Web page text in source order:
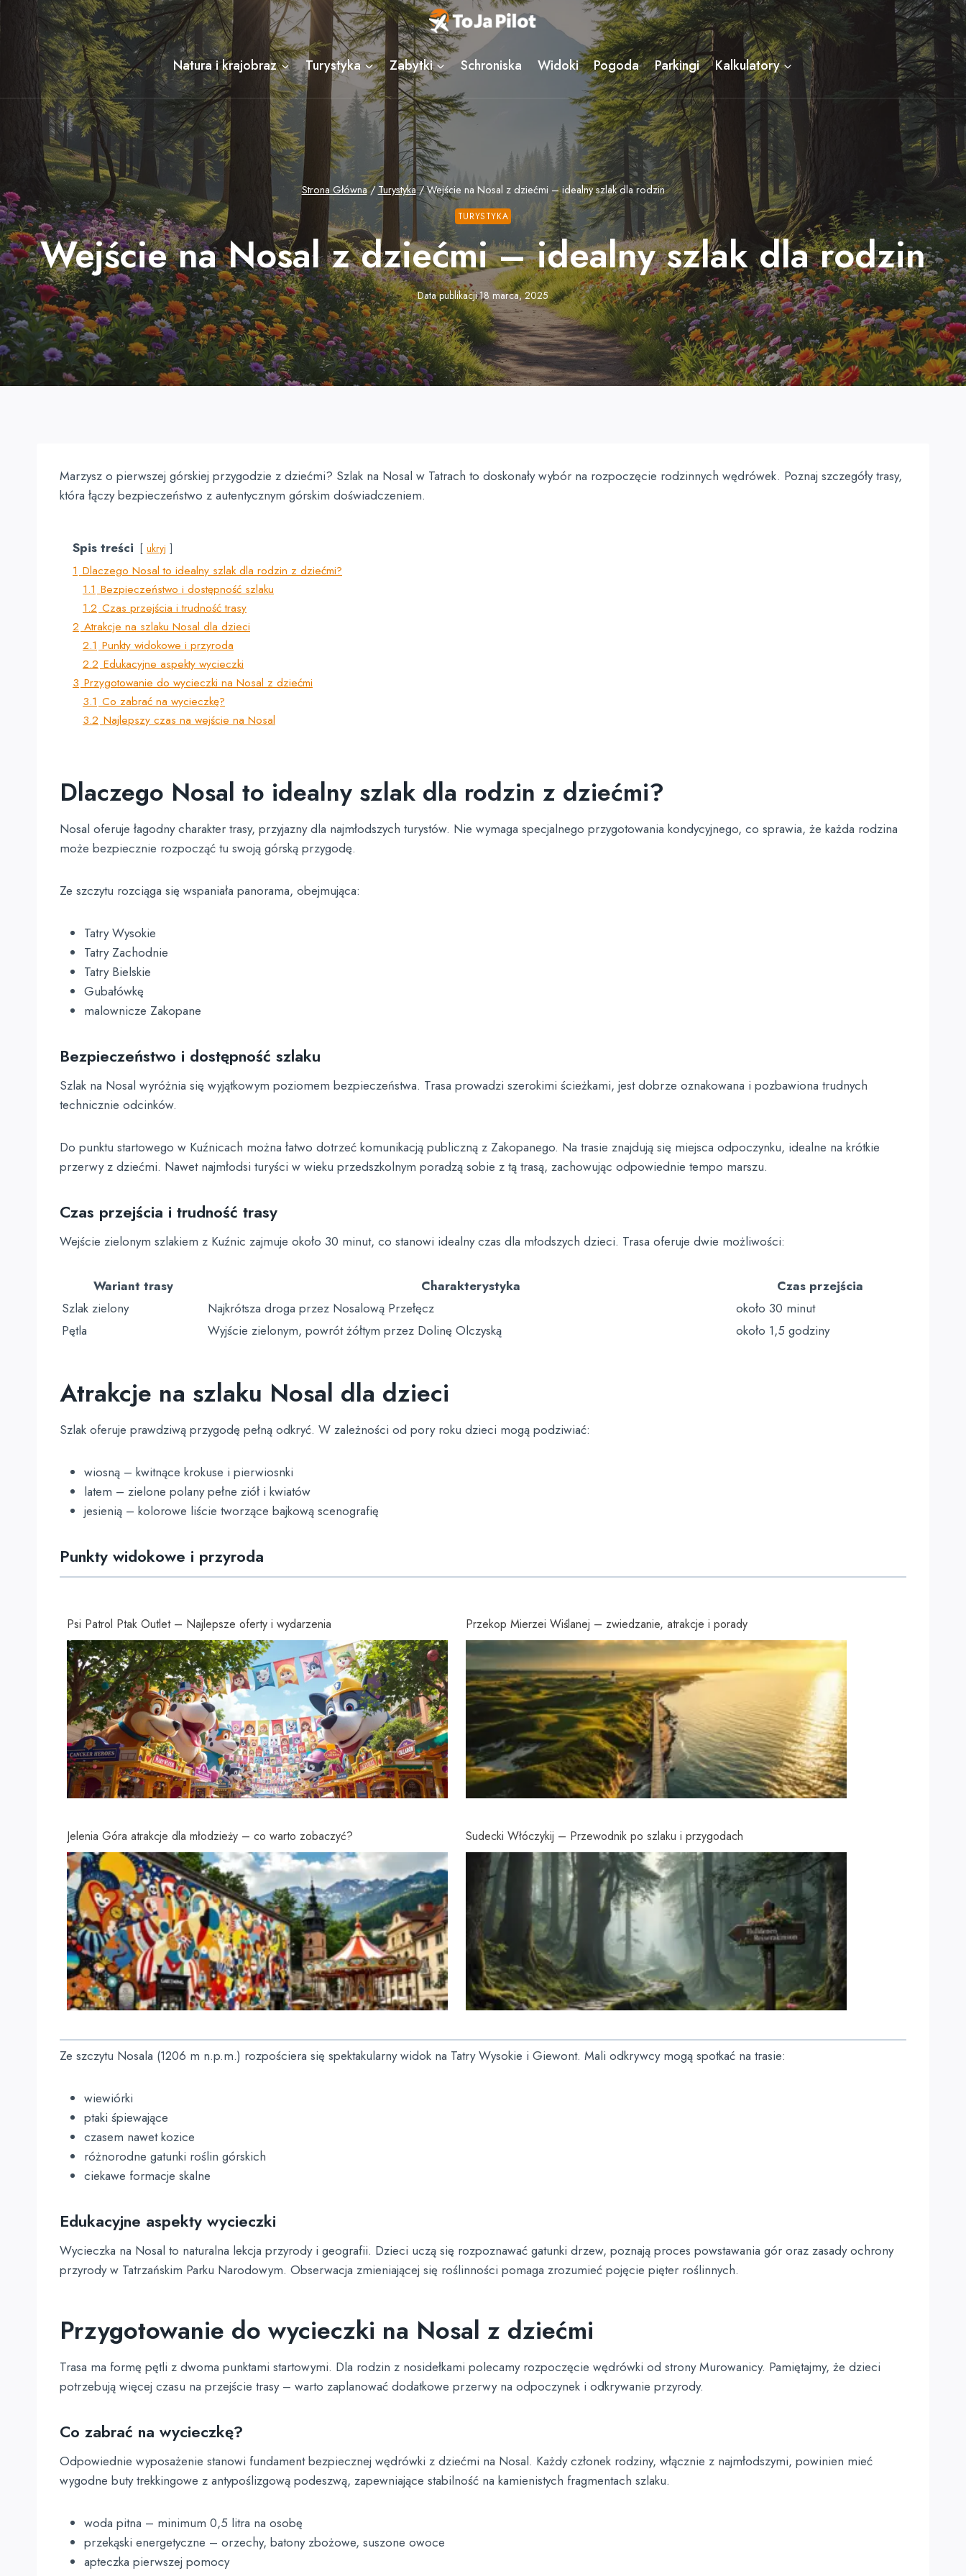
do
Natura i krajobraz Turystyka Zabytki Schroniska Widoki Pogoda Parkingi Kalkulatory
Strona Główna / Turystyka / Wejście na Nosal z dziećmi – idealny szlak dla rodzin
TURYSTYKA
Wejście na Nosal z dziećmi – idealny szlak dla rodzin
Data publikacji18 marca, 2025
Marzysz o pierwszej górskiej przygodzie z dziećmi? Szlak na Nosal w Tatrach to doskonały wybór na rozpoczęcie rodzinnych wędrówek. Poznaj szczegóły trasy,
która łączy bezpieczeństwo z autentycznym górskim doświadczeniem.
Spis treści ukryj
1 Dlaczego Nosal to idealny szlak dla rodzin z dziećmi?
1.1 Bezpieczeństwo i dostępność szlaku
1.2 Czas przejścia i trudność trasy
2 Atrakcje na szlaku Nosal dla dzieci
2.1 Punkty widokowe i przyroda
2.2 Edukacyjne aspekty wycieczki
3 Przygotowanie do wycieczki na Nosal z dziećmi
3.1 Co zabrać na wycieczkę?
3.2 Najlepszy czas na wejście na Nosal
Dlaczego Nosal to idealny szlak dla rodzin z dziećmi?
Nosal oferuje łagodny charakter trasy, przyjazny dla najmłodszych turystów. Nie wymaga specjalnego przygotowania kondycyjnego, co sprawia, że każda rodzina
może bezpiecznie rozpocząć tu swoją górską przygodę.
Ze szczytu rozciąga się wspaniała panorama, obejmująca:
Tatry Wysokie
Tatry Zachodnie
Tatry Bielskie
Gubałówkę
malownicze Zakopane
Bezpieczeństwo i dostępność szlaku
Szlak na Nosal wyróżnia się wyjątkowym poziomem bezpieczeństwa. Trasa prowadzi szerokimi ścieżkami, jest dobrze oznakowana i pozbawiona trudnych
technicznie odcinków.
Do punktu startowego w Kuźnicach można łatwo dotrzeć komunikacją publiczną z Zakopanego. Na trasie znajdują się miejsca odpoczynku, idealne na krótkie
przerwy z dziećmi. Nawet najmłodsi turyści w wieku przedszkolnym poradzą sobie z tą trasą, zachowując odpowiednie tempo marszu.
Czas przejścia i trudność trasy
Wejście zielonym szlakiem z Kuźnic zajmuje około 30 minut, co stanowi idealny czas dla młodszych dzieci. Trasa oferuje dwie możliwości:
Wariant trasy Charakterystyka
Czas przejścia
Szlak zielony
Najkrótsza droga przez Nosalową Przełęcz
około 30 minut
Pętla
Wyjście zielonym, powrót żółtym przez Dolinę Olczyską około 1,5 godziny
Atrakcje na szlaku Nosal dla dzieci
Szlak oferuje prawdziwą przygodę pełną odkryć. W zależności od pory roku dzieci mogą podziwiać:
wiosną – kwitnące krokuse i pierwiosnki
latem – zielone polany pełne ziół i kwiatów
jesienią – kolorowe liście tworzące bajkową scenografię
Punkty widokowe i przyroda
Psi Patrol Ptak Outlet – Najlepsze oferty i wydarzenia Przekop Mierzei Wiślanej – zwiedzanie, atrakcje i porady
Jelenia Góra atrakcje dla młodzieży – co warto zobaczyć? Sudecki Włóczykij – Przewodnik po szlaku i przygodach
Ze szczytu Nosala (1206 m n.p.m.) rozpościera się spektakularny widok na Tatry Wysokie i Giewont. Mali odkrywcy mogą spotkać na trasie:
wiewiórki
ptaki śpiewające
czasem nawet kozice
różnorodne gatunki roślin górskich
ciekawe formacje skalne
Edukacyjne aspekty wycieczki
Wycieczka na Nosal to naturalna lekcja przyrody i geografii. Dzieci uczą się rozpoznawać gatunki drzew, poznają proces powstawania gór oraz zasady ochrony
przyrody w Tatrzańskim Parku Narodowym. Obserwacja zmieniającej się roślinności pomaga zrozumieć pojęcie pięter roślinnych.
Przygotowanie do wycieczki na Nosal z dziećmi
Trasa ma formę pętli z dwoma punktami startowymi. Dla rodzin z nosidełkami polecamy rozpoczęcie wędrówki od strony Murowanicy. Pamiętajmy, że dzieci
potrzebują więcej czasu na przejście trasy – warto zaplanować dodatkowe przerwy na odpoczynek i odkrywanie przyrody.
Co zabrać na wycieczkę?
Odpowiednie wyposażenie stanowi fundament bezpiecznej wędrówki z dziećmi na Nosal. Każdy członek rodziny, włącznie z najmłodszymi, powinien mieć
wygodne buty trekkingowe z antypoślizgową podeszwą, zapewniające stabilność na kamienistych fragmentach szlaku.
woda pitna – minimum 0,5 litra na osobę
przekąski energetyczne – orzechy, batony zbożowe, suszone owoce
apteczka pierwszej pomocy